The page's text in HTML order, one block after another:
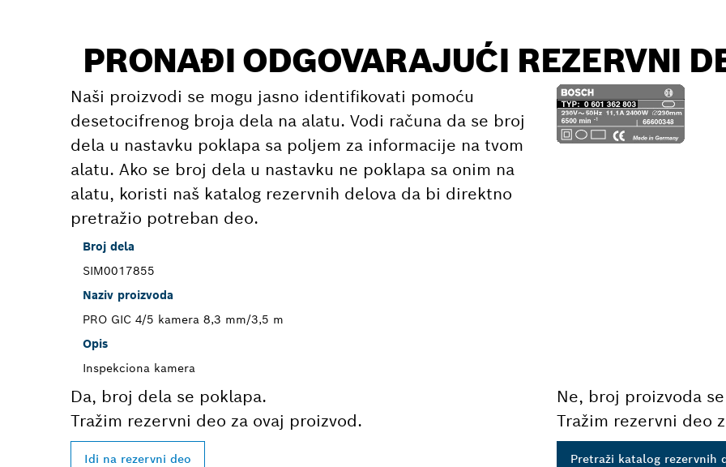
PRONAĐI ODGOVARAJUĆI REZERVNI
Naši proizvodi se mogu jasno identifikovati pomoću
desetocifrenog broja dela na alatu. Vodi računa da se broj
dela u nastavku poklapa sa poljem za informacije na tvom
alatu. Ako se broj dela u nastavku ne poklapa sa onim na
alatu, koristi naš katalog rezervnih delova da bi direktno
pretražio potreban deo.
Broj dela
SIM0017855
Naziv proizvoda
PRO GIC 4/5 kamera 8,3 mm/3,5 m
Opis
Inspekciona kamera
Da, broj dela se poklapa.
Tražim rezervni deo za ovaj proizvod.
Idi na rezervni deo
Ne, broj proizvoda
Tražim rezervni deo
Pretraži katalog rezervnih